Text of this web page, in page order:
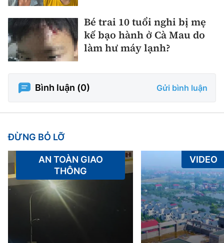
Bé trai 10 tuổi nghi bị mẹ
kế bạo hành ở Cà Mau do
làm hư máy lạnh?
Bình luận (0) Gửi bình luận
ĐỪNG BỎ LỠ
AN TOÀN GIAO
THÔNG
VIDEO